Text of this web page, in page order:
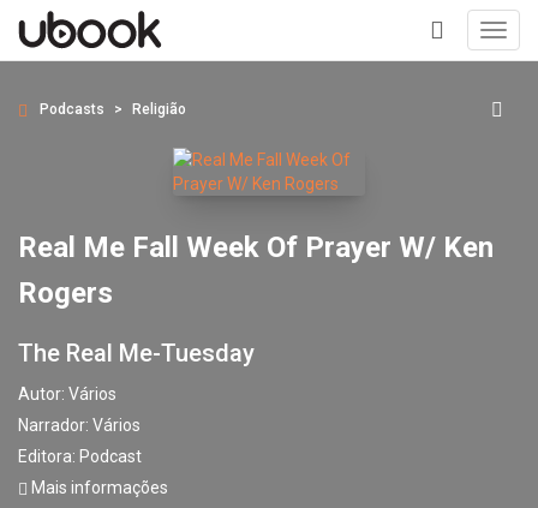
+
Podcasts Religião
Real Me Fall Week Of Prayer W/ Ken
Rogers
The Real Me-Tuesday
Autor: Vários
Narrador: Vários
Editora: Podcast
Mais informações